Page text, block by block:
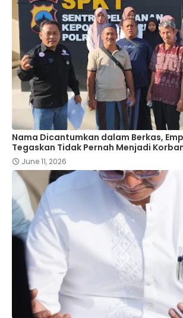
Nama Dicantumkan dalam Berkas,
Tegaskan Tidak Pernah Menjadi
June 11, 2026